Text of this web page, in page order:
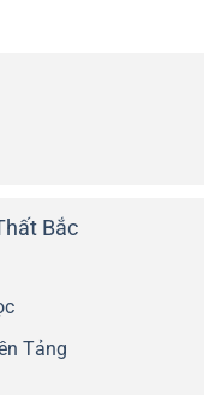
Bắc
Tảng